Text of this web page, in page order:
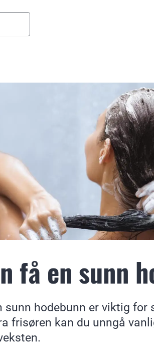
få en sunn
sunn hodebunn er viktig for
frisøren kan du unngå